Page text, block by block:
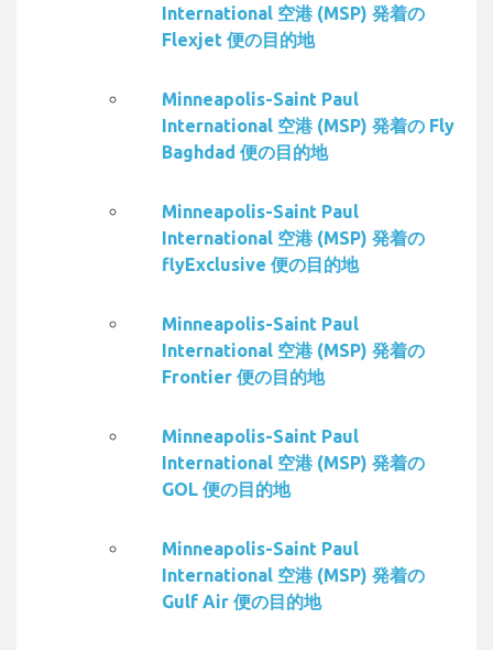
International 空港 (MSP) 発着の
Flexjet 便の目的地
Minneapolis-Saint Paul
International 空港 (MSP) 発着の Fly
Baghdad 便の目的地
Minneapolis-Saint Paul
International 空港 (MSP) 発着の
flyExclusive 便の目的地
Minneapolis-Saint Paul
International 空港 (MSP) 発着の
Frontier 便の目的地
Minneapolis-Saint Paul
International 空港 (MSP) 発着の
GOL 便の目的地
Minneapolis-Saint Paul
International 空港 (MSP) 発着の
Gulf Air 便の目的地